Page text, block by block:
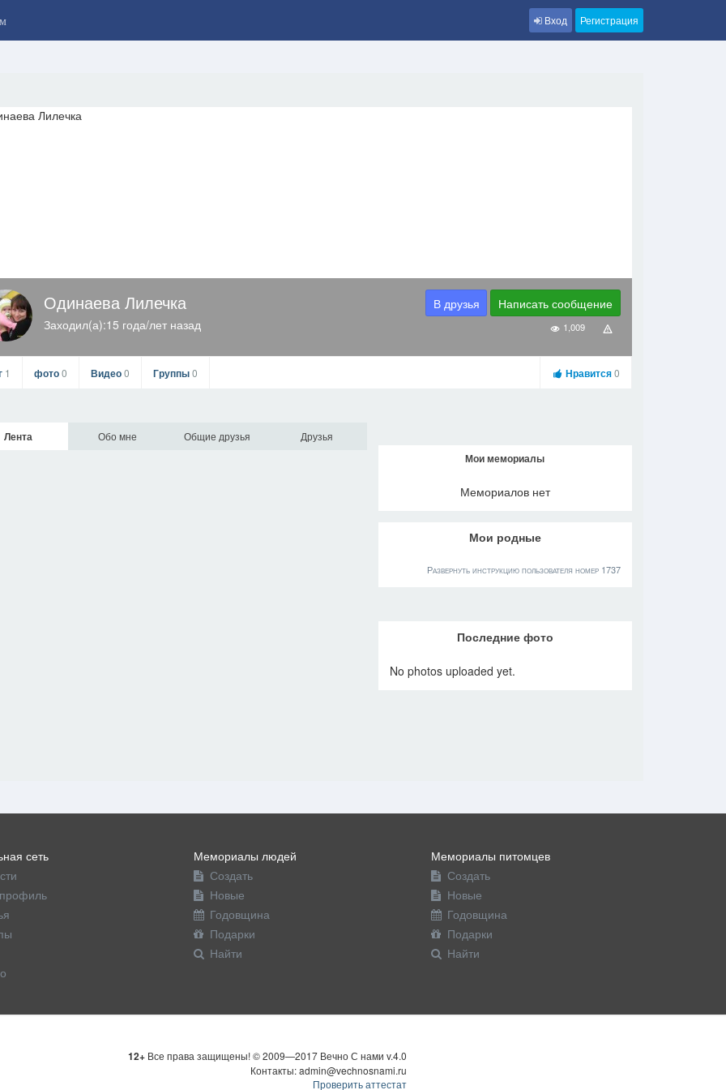
Вход Регистрация
Одинаева Лилечка
Заходил(а):15 года/лет назад
В друзья Написать сообщение
1,009
1 фото0 Видео0 Группы0 Нравится0
Мои мемориалы
Мемориалов нет
Мои родные
Развернуть инструкцию пользователя номер 1737
Последние фото
No photos uploaded yet.
Лента Обо мне Общие друзья Друзья
сеть
Мемориалы людей
Создать
Новые
Годовщина
Подарки
Найти
Мемориалы питомцев
Создать
Новые
Годовщина
Подарки
Найти
12+Все права защищены! © 2009—2017 Вечно С нами v.4.0
Контакты: admin@vechnosnami.ru
Проверить аттестат